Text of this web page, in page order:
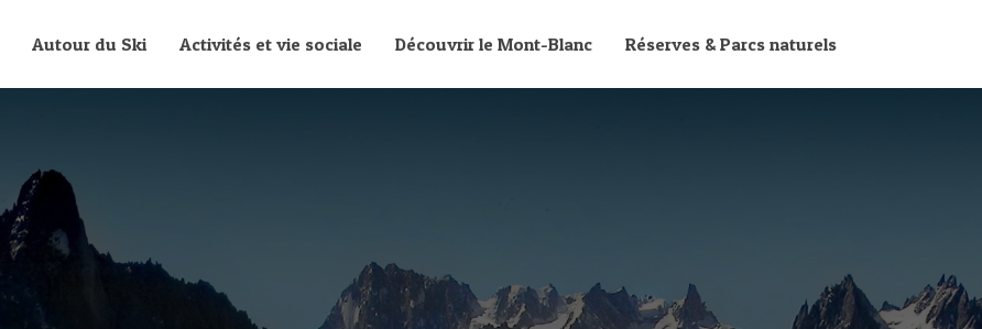
Autour du Ski Activités et vie sociale Découvrir le Mont-Blanc Réserves & Parcs naturels